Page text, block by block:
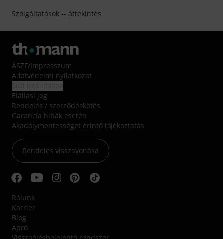
Szolgáltatások -- áttekintés
ÁSZF/Impresszum
Adatvédelmi nyilatkozat
Elállási jog
Rendelés / szerződéskötés
Garancia hibák esetén
Akadálymentességet érintő tájékoztatás
Rendelés visszavonása
Rólunk
Karrier
Blog
Apró